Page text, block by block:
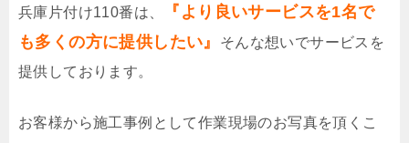
兵庫片付け110番は、
『より良いサービスを1名で
も多くの方に提供したい』
そんな想いでサービスを
提供しております。
お客様から施工事例として作業現場のお写真を頂くこ